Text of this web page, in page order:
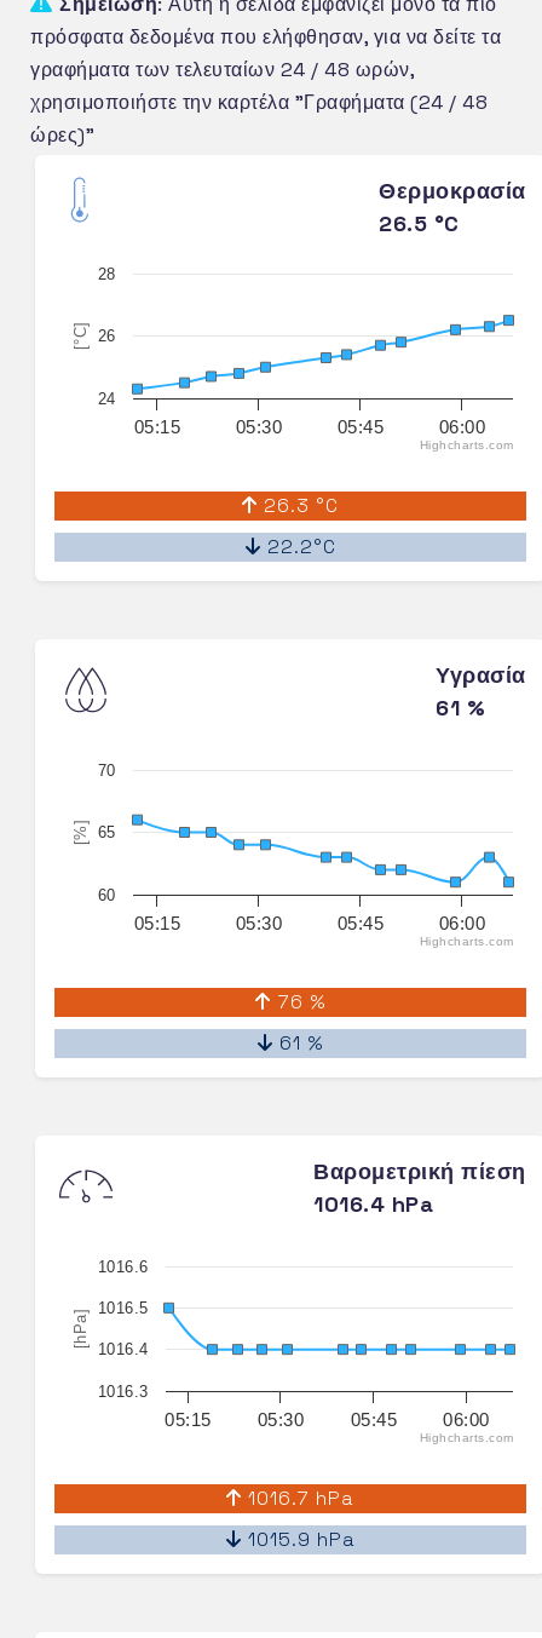
πρόσφατα δεδομένα που ελήφθησαν, για να δείτε τα
γραφήματα των τελευταίων 24 / 48 ωρών,
χρησιμοποιήστε την καρτέλα "Γραφήματα (24 / 48
ώρες)"
Θερμοκρασία
26.5 °C
[°C]
05:15 05:30 05:45 06:00
24
26
28
Highcharts.com
26.3 °C
22.2°C
Υγρασία
61 %
[%]
05:15 05:30 05:45 06:00
60
65
70
Highcharts.com
76 %
61 %
Βαρομετρική πίεση
1016.4 hPa
[hPa]
05:15 05:30 05:45 06:00
1016.3
1016.4
1016.5
1016.6
Highcharts.com
1016.7 hPa
1015.9 hPa